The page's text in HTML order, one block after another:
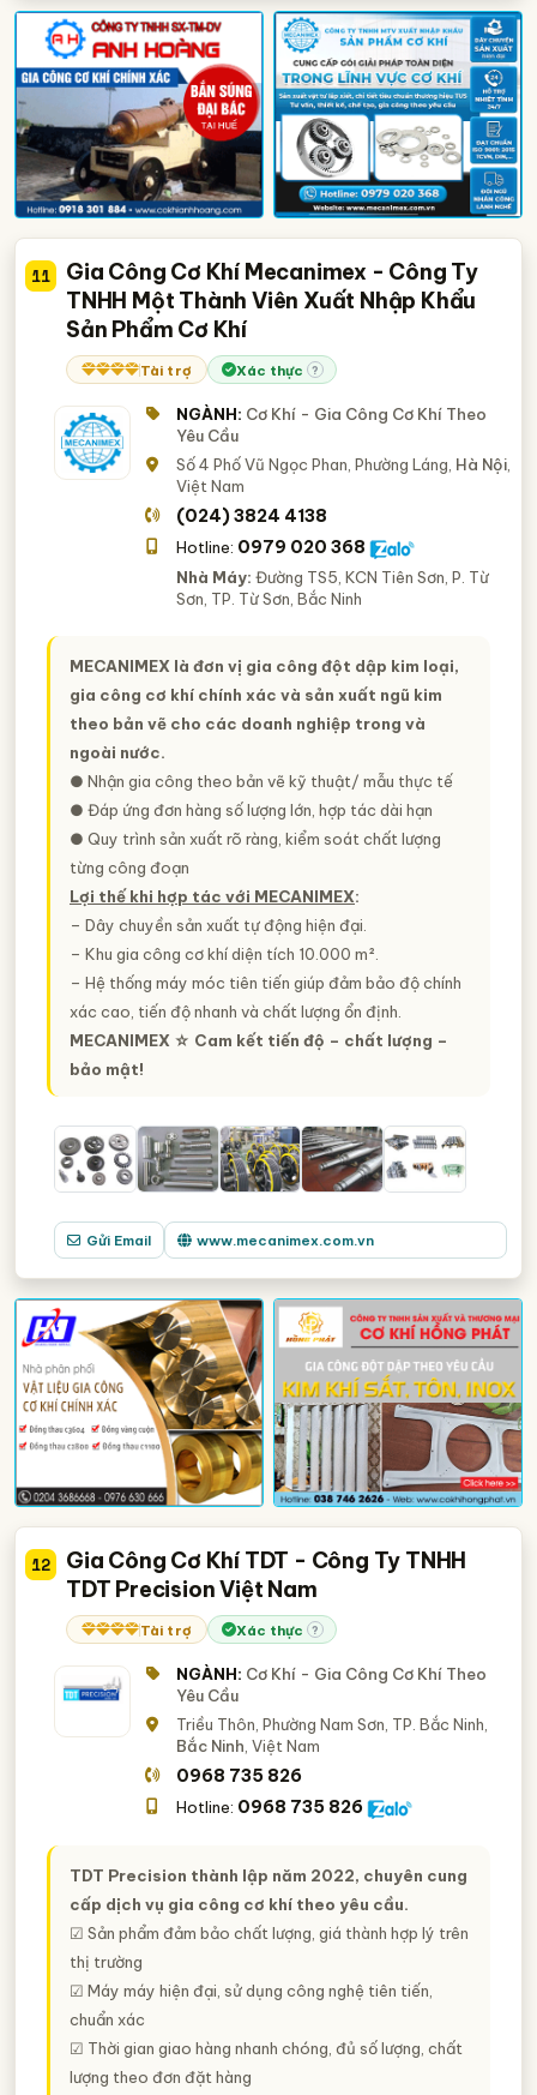
11
Gia Công Cơ Khí Mecanimex - Công Ty
TNHH Một Thành Viên Xuất Nhập Khẩu
Sản Phẩm Cơ Khí
Tài trợ Xác thực ?
NGÀNH: Cơ Khí - Gia Công Cơ Khí Theo
Yêu Cầu
Số 4 Phố Vũ Ngọc Phan, Phường Láng, Hà Nội,
Việt Nam
(024) 3824 4138
Hotline: 0979 020 368
Nhà Máy: Đường TS5, KCN Tiên Sơn, P. Từ
Sơn, TP. Từ Sơn, Bắc Ninh
MECANIMEX là đơn vị gia công đột dập kim loại,
gia công cơ khí chính xác và sản xuất ngũ kim
theo bản vẽ cho các doanh nghiệp trong và
ngoài nước.
● Nhận gia công theo bản vẽ kỹ thuật/ mẫu thực tế
● Đáp ứng đơn hàng số lượng lớn, hợp tác dài hạn
● Quy trình sản xuất rõ ràng, kiểm soát chất lượng
từng công đoạn
Lợi thế khi hợp tác với MECANIMEX:
– Dây chuyền sản xuất tự động hiện đại.
– Khu gia công cơ khí diện tích 10.000 m².
– Hệ thống máy móc tiên tiến giúp đảm bảo độ chính
xác cao, tiến độ nhanh và chất lượng ổn định.
MECANIMEX ☆ Cam kết tiến độ – chất lượng –
bảo mật!
Gửi Email www.mecanimex.com.vn
12
Gia Công Cơ Khí TDT - Công Ty TNHH
TDT Precision Việt Nam
Tài trợ Xác thực ?
NGÀNH: Cơ Khí - Gia Công Cơ Khí Theo
Yêu Cầu
Triều Thôn, Phường Nam Sơn, TP. Bắc Ninh,
Bắc Ninh , Việt Nam
0968 735 826
Hotline: 0968 735 826
TDT Precision thành lập năm 2022, chuyên cung
cấp dịch vụ gia công cơ khí theo yêu cầu.
☑ Sản phẩm đảm bảo chất lượng, giá thành hợp lý trên
thị trường
☑ Máy máy hiện đại, sử dụng công nghệ tiên tiến,
chuẩn xác
☑ Thời gian giao hàng nhanh chóng, đủ số lượng, chất
lượng theo đơn đặt hàng